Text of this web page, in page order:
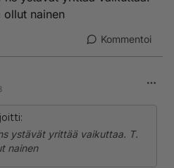
ollut nainen
Kommentoi
ystävät yrittää vaikuttaa. T.
nainen